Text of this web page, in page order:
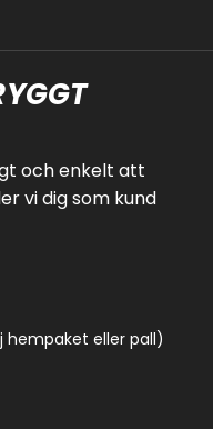
och enkelt att
vi dig som kund
hempaket eller pall)